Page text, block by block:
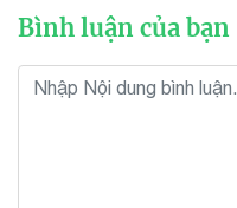
Bình luận của bạn